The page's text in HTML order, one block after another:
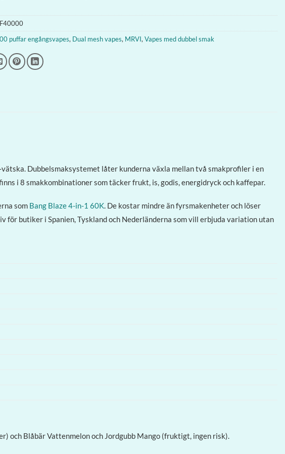
puffar engångsvapes, Dual mesh vapes, MRVI, Vapes med dubbel smak
Dubbelsmaksystemet låter kunderna växla mellan två smakprofiler i en
i 8 smakkombinationer som täcker frukt, is, godis, energidryck och kaffepar.
som Bang Blaze 4-in-1 60K. De kostar mindre än fyrsmakenheter och löser
butiker i Spanien, Tyskland och Nederländerna som vill erbjuda variation utan
och Blåbär Vattenmelon och Jordgubb Mango (fruktigt, ingen risk).